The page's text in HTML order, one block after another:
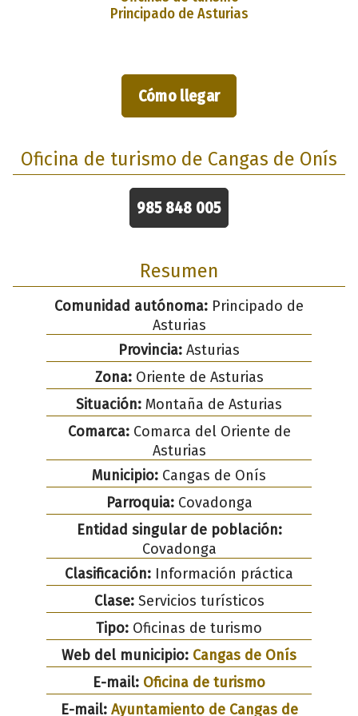
Principado de Asturias
Cómo llegar
Oficina de turismo de Cangas de Onís
985 848 005
Resumen
Comunidad autónoma: Principado de
Asturias
Provincia: Asturias
Zona:Oriente de Asturias
Situación: Montaña de Asturias
Comarca:Comarca del Oriente de
Asturias
Municipio: Cangas de Onís
Parroquia:Covadonga
Entidad singular de población:
Covadonga
Clasificación: Información práctica
Clase:Servicios turísticos
Tipo: Oficinas de turismo
Web del municipio: Cangas de Onís
E-mail: Oficina de turismo
E-mail: Ayuntamiento de Cangas de